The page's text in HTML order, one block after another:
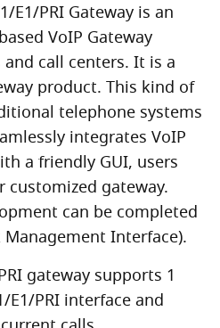
E1/PRI Gateway is an
VoIP Gateway
call centers. It is a
product. This kind of
telephone systems
integrates VoIP
a friendly GUI, users
customized gateway.
can be completed
Interface).
gateway supports 1
E1/PRI interface and